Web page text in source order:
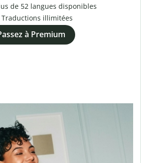
de 52 langues disponibles
Traductions illimitées
à Premium